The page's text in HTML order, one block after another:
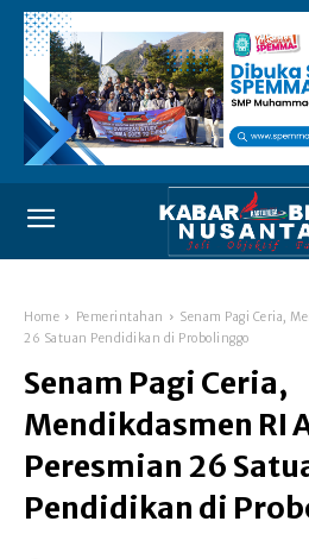
Home Pemerintahan
Senam Pagi Ceria,
26 Satuan Pendidikan di Probolinggo
Senam Pagi Ceria,
Mendikdasmen RI
Peresmian 26
Pendidikan di